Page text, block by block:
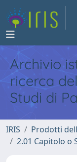
Archivio
ricerca
Studi di
IRIS Prodotti
2.01 Capitolo o